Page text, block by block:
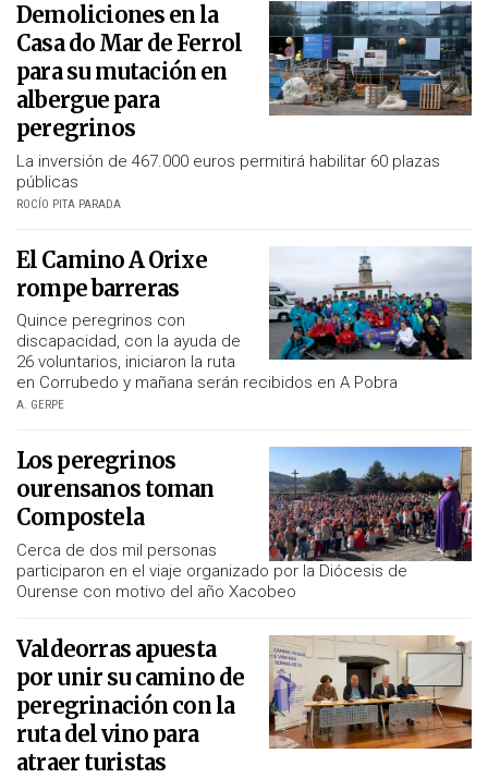
Demoliciones en la
Casa do Mar de Ferrol
para su mutación en
albergue para
peregrinos
La inversión de 467.000 euros permitirá habilitar 60 plazas
públicas
ROCÍO PITA PARADA
El Camino A Orixe
rompe barreras
Quince peregrinos con
discapacidad, con la ayuda de
26 voluntarios, iniciaron la ruta
en Corrubedo y mañana serán recibidos en A Pobra
A. GERPE
Los peregrinos
ourensanos toman
Compostela
Cerca de dos mil personas
participaron en el viaje organizado por la Diócesis de
Ourense con motivo del año Xacobeo
Valdeorras apuesta
por unir su camino de
peregrinación con la
ruta del vino para
atraer turistas